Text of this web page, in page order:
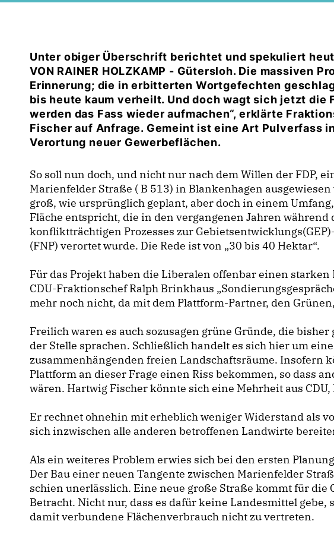
Unter obiger Überschrift berichtet und spekuliert
VON RAINER HOLZKAMP - Gütersloh. Die massiven
Erinnerung; die in erbitterten Wortgefechten
bis heute kaum verheilt. Und doch wagt sich jetzt die
werden das Fass wieder aufmachen“, erklärte
Fischer auf Anfrage. Gemeint ist eine Art Pulverfass
Verortung neuer Gewerbeflächen.
So soll nun doch, und nicht nur nach dem Willen der FDP,
Marienfelder Straße ( B 513) in Blankenhagen
groß, wie ursprünglich geplant, aber doch in einem
Fläche entspricht, die in den vergangenen Jahren während
konfliktträchtigen Prozesses zur
(FNP) verortet wurde. Die Rede ist von „30 bis 40 Hektar“.
Für das Projekt haben die Liberalen offenbar einen starken
CDU-Fraktionschef Ralph Brinkhaus
mehr noch nicht, da mit dem Plattform-Partner, den
Freilich waren es auch sozusagen grüne Gründe, die bisher
der Stelle sprachen. Schließlich handelt es sich hier um
zusammenhängenden freien Landschaftsräume. Insofern
Plattform an dieser Frage einen Riss bekommen, so dass
wären. Hartwig Fischer könnte sich eine Mehrheit aus CDU,
Er rechnet ohnehin mit erheblich weniger Widerstand als
sich inzwischen alle anderen betroffenen Landwirte
Als ein weiteres Problem erwies sich bei den ersten
Der Bau einer neuen Tangente zwischen Marienfelder
schien unerlässlich. Eine neue große Straße kommt für die
Betracht. Nicht nur, dass es dafür keine Landesmittel gebe,
damit verbundene Flächenverbrauch nicht zu vertreten.